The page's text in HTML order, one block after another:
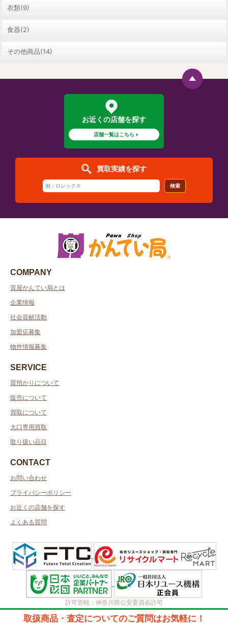
衣類(9)
食器(2)
その他商品(14)
お近くの店舗を探す
店舗一覧はこちら
買取実績を探す
検索
COMPANY
質屋かんてい局とは
企業情報
社会貢献活動
加盟店募集
物件情報募集
SERVICE
質預かりについて
販売について
買取について
大口専用買取
取り扱い品目
CONTACT
お問い合わせ
プライバシーポリシー
お近くの店舗を探す
よくある質問
許可管轄：神奈川県公安委員会許可
古物商許可番号：451410005395
質屋許可番号：451410005394
取扱商品・査定についてのご質問はお気軽に！